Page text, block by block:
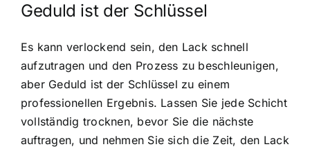
Geduld ist der Schlüssel
Es kann verlockend sein, den Lack schnell
aufzutragen und den Prozess zu beschleunigen,
aber Geduld ist der Schlüssel zu einem
professionellen Ergebnis. Lassen Sie jede Schicht
vollständig trocknen, bevor Sie die nächste
auftragen, und nehmen Sie sich die Zeit, den Lack